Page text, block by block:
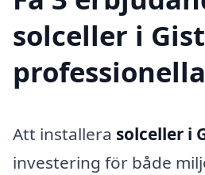
solceller i
Att installera solceller i
investering för både